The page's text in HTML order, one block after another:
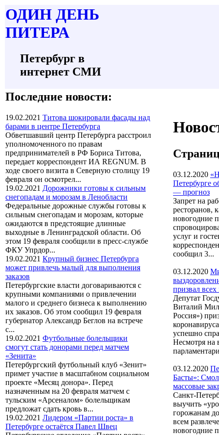
ОДИН ДЕНЬ
ПИТЕРА
Петербург в
интернет СМИ
Последние новости:
19.02.2021 Титова шокировали фасады над
барами в центре Петербурга
Обветшавший центр Петербурга расстроил
уполномоченного по правам
предпринимателей в РФ Бориса Титова,
передает корреспондент ИА REGNUM. В
ходе своего визита в Северную столицу 19
февраля он осмотрел...
19.02.2021 Дорожники готовы к сильным
снегопадам и морозам в Ленобласти
Федеральные дорожные службы готовы к
сильным снегопадам и морозам, которые
ожидаются в предстоящие длинные
выходные в Ленинградской области. Об
этом 19 февраля сообщили в пресс-службе
ФКУ Упрдор...
19.02.2021 Крупный бизнес Петербурга
может привлечь малый для выполнения
заказов
Петербургские власти договариваются с
крупными компаниями о привлечении
малого и среднего бизнеса к выполнению
их заказов. Об этом сообщил 19 февраля
губернатор Александр Беглов на встрече
с...
19.02.2021 Футбольные болельщики
смогут стать донорами перед матчем
«Зенита»
Петербургский футбольный клуб «Зенит»
примет участие в масштабном социальном
проекте «Месяц донора». Перед
назначенным на 20 февраля матчем с
тульским «Арсеналом» болельщикам
предложат сдать кровь в...
19.02.2021 Лидером «Партии роста» в
Петербурге остаётся Павел Швец
03.12.2020
Петербурге
— прогноз
Запрет на
ресторанов,
новогодние
услуг и
сообщил 3...
03.12.2020
призвал
Депутат
Виталий
Россия»)
успешно
Несмотря на
03.12.2020
Басты»:
массовые
Санкт-
выучить
горожанам
всем
новогодние